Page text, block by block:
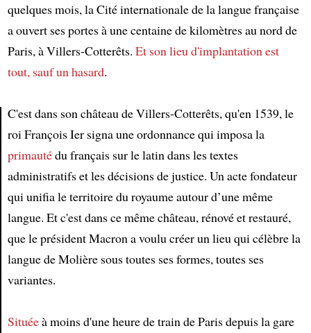
quelques mois, la Cité internationale de la langue française
a ouvert ses portes à une centaine de kilomètres au nord de
Paris, à Villers-Cotterêts. Et son lieu d'implantation est
tout, sauf un hasard.
C'est dans son château de Villers-Cotterêts, qu'en 1539, le
roi François Ier signa une ordonnance qui imposa la
primautédu français sur le latin dans les textes
administratifs et les décisions de justice. Un acte fondateur
qui unifia le territoire du royaume autour d’une même
langue. Et c'est dans ce même château, rénové et restauré,
que le président Macron a voulu créer un lieu qui célèbre la
langue de Molière sous toutes ses formes, toutes ses
variantes.
Situéeà moins d'une heure de train de Paris depuis la gare